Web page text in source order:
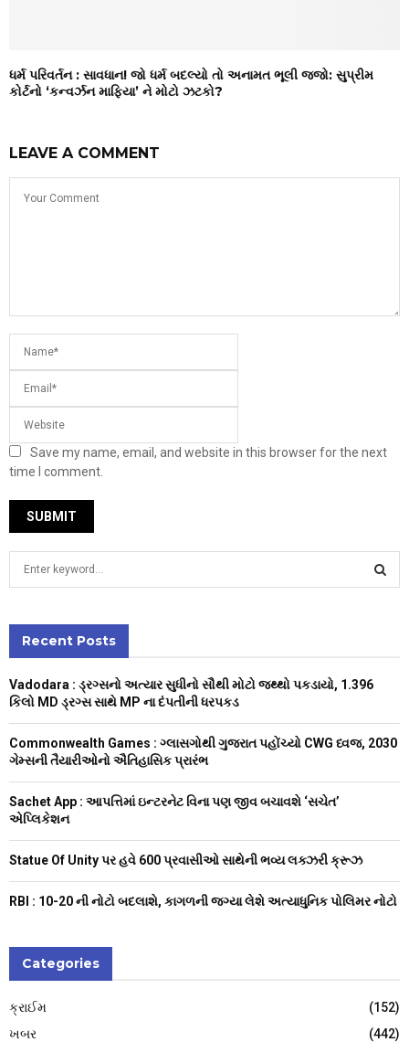
ધર્મ પરિવર્તન : સાવધાન! જો ધર્મ બદલ્યો તો અનામત ભૂલી જજો: સુપ્રીમ
કોર્ટનો ‘કન્વર્ઝન માફિયા’ ને મોટો ઝટકો?
LEAVE A COMMENT
Save my name, email, and website in this browser for the next
time I comment.
h
o
C
Recent Posts
Vadodara : ડ્રગ્સનો અત્યાર સુધીનો સૌથી મોટો જથ્થો પકડાયો, 1.396
કિલો MD ડ્રગ્સ સાથે MP ના દંપતીની ધરપકડ
Commonwealth Games : ગ્લાસગોથી ગુજરાત પહોંચ્યો CWG ધ્વજ, 2030
ગેમ્સની તૈયારીઓનો ઐતિહાસિક પ્રારંભ
Sachet App : આપત્તિમાં ઇન્ટરનેટ વિના પણ જીવ બચાવશે ‘સચેત’
એપ્લિકેશન
Statue Of Unity પર હવે 600 પ્રવાસીઓ સાથેની ભવ્ય લક્ઝરી ક્રૂઝ
RBI : ₹10-20 ની નોટો બદલાશે, કાગળની જગ્યા લેશે અત્યાધુનિક પોલિમર નોટો
Categories
ક્રાઈમ
(152)
ખબર
(442)